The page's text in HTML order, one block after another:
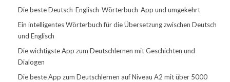
Die beste Deutsch-Englisch-Wörterbuch-App und umgekehrt
Ein intelligentes Wörterbuch für die Übersetzung zwischen Deutsch
und Englisch
Die wichtigste App zum Deutschlernen mit Geschichten und
Dialogen
Die beste App zum Deutschlernen auf Niveau A2 mit über 5000